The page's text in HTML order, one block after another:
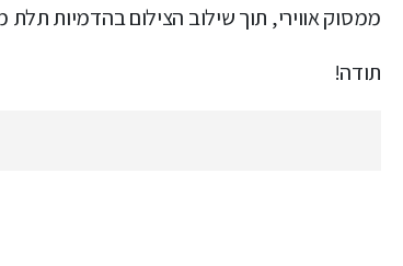
ממסוק אווירי, תוך שילוב הצילום בהדמיות
תודה!